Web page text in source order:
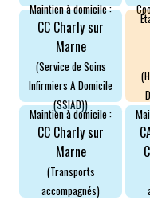
AIDE
Maintien à domicile :
CC Charly sur
Marne
(Service de Soins
Infirmiers A Domicile
(SSIAD))
Maintien à domicile :
CC Charly sur
Marne
(Transports
accompagnés)